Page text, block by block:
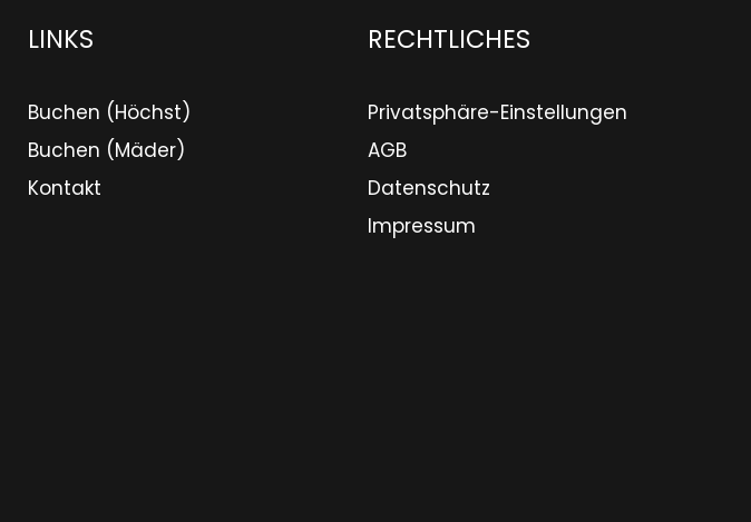
LINKS
Buchen (Höchst)
Buchen (Mäder)
Kontakt
RECHTLICHES
Privatsphäre-Einstellungen
AGB
Datenschutz
Impressum